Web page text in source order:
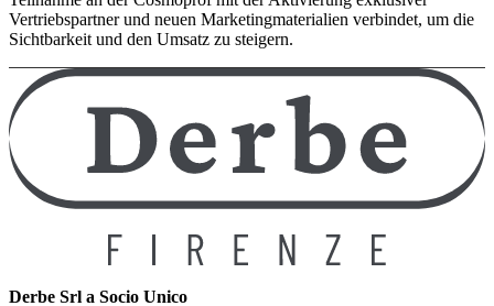
Vertriebspartner und neuen Marketingmaterialien verbindet, um die
Sichtbarkeit und den Umsatz zu steigern.
Derbe Srl a Socio Unico